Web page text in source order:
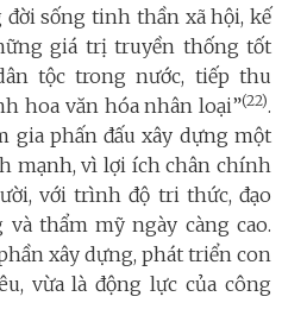
sống tinh thần xã hội, kế
giá trị truyền thống tốt
tộc trong nước, tiếp thu
hoa văn hóa nhân loại”(22).
gia phấn đấu xây dựng một
mạnh, vì lợi ích chân chính
với trình độ tri thức, đạo
và thẩm mỹ ngày càng cao.
xây dựng, phát triển con
vừa là động lực của công